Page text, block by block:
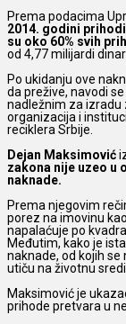
Prema podacima
2014. godini
su oko 60% svih
od 4,77 milijardi
Po ukidanju ove
da prežive, navodi
nadležnim za izradu
organizacija i
reciklera Srbije.
Dejan Maksimović
zakona nije uzeo u
naknade.
Prema njegovim
porez na imovinu
napalaćuje po
Međutim, kako je
naknade, od kojih
utiču na životnu
Maksimović je
prihode pretvara u